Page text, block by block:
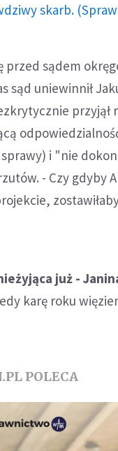
skarb.
przed sądem
sąd uniewinnił
i "nie
- Czy gdyby
już -
karę roku
POLECA